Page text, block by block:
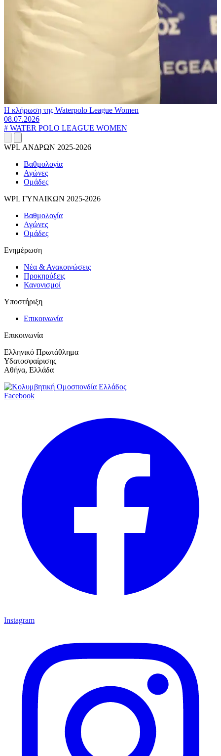
Η κλήρωση της Waterpolo League Women
08.07.2026
# WATER POLO LEAGUE WOMEN
WPL ΑΝΔΡΩΝ 2025-2026
Βαθμολογία
Αγώνες
Ομάδες
WPL ΓΥΝΑΙΚΩΝ 2025-2026
Βαθμολογία
Αγώνες
Ομάδες
Ενημέρωση
Νέα & Ανακοινώσεις
Προκηρύξεις
Κανονισμοί
Υποστήριξη
Επικοινωνία
Επικοινωνία
Ελληνικό Πρωτάθλημα
Υδατοσφαίρισης
Αθήνα, Ελλάδα
Facebook
Instagram